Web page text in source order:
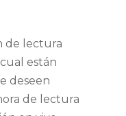
de lectura
están
deseen
de lectura